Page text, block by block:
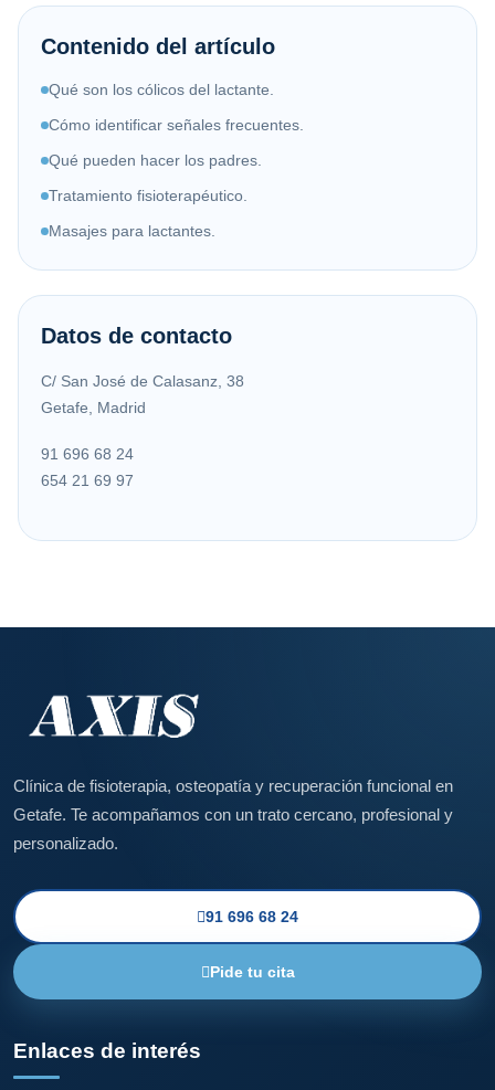
Contenido del artículo
Qué son los cólicos del lactante.
Cómo identificar señales frecuentes.
Qué pueden hacer los padres.
Tratamiento fisioterapéutico.
Masajes para lactantes.
Datos de contacto
C/ San José de Calasanz, 38
Getafe, Madrid
91 696 68 24
654 21 69 97
Clínica de fisioterapia, osteopatía y recuperación funcional en
Getafe. Te acompañamos con un trato cercano, profesional y
personalizado.
91 696 68 24
Pide tu cita
Enlaces de interés